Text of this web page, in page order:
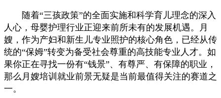
随着“三孩政策”的全面实施和科学育儿理念的深入
人心，母婴护理行业正迎来前所未有的发展机遇。月
嫂，作为产妇和新生儿专业照护的核心角色，已经从传
统的“保姆”转变为备受社会尊重的高技能专业人才。如
果你正在寻找一份有“钱景”、有尊严、有保障的职业，
那么月嫂培训就业前景无疑是当前最值得关注的赛道之
一。